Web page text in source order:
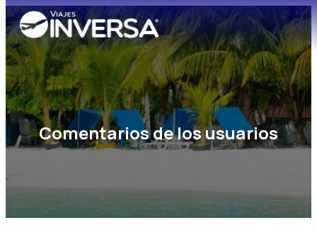
Comentarios de los usuarios